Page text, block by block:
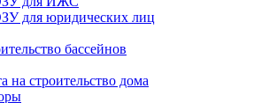
для юридических лиц
бассейнов
на строительство дома